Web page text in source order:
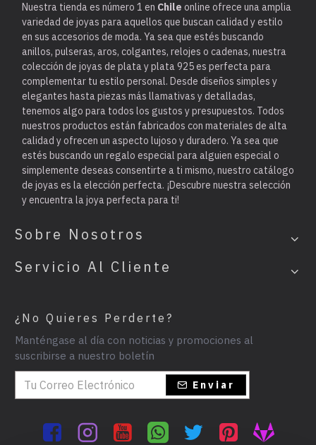
Nuestra tienda es número 1 en Chile online ofrece una amplia
variedad de joyas para aquellos que buscan calidad y estilo
en sus accesorios de moda. Ya sea que estés buscando
anillos, pulseras, aros, colgantes, relojes o cadenas, nuestra
colección de joyas de plata y plata 925 es perfecta para
complementar tu estilo personal. Desde diseños simples y
elegantes hasta piezas más llamativas y detalladas,
tenemos algo para todos los gustos y presupuestos. Todos
nuestros productos están fabricados con materiales de alta
calidad y ofrecen un aspecto lujoso y duradero. Ya sea que
estés buscando un regalo especial para alguien especial o
simplemente deseas consentirte a ti mismo, nuestro catálogo
de joyas es la elección perfecta. ¡Descubre nuestra selección
y encuentra la joya perfecta para ti!
Sobre Nosotros
Servicio Al Cliente
¿No Quieres Perderte?
Manténgase al día con noticias y promociones al
suscribirse a nuestro boletín
Enviar